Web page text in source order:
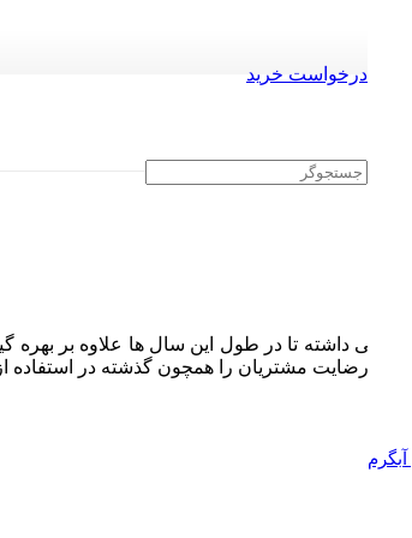
درخواست خرید
سعی داشته تا در طول این سال ها علاوه بر بهره
تا رضایت مشتریان را همچون گذشته در استفاده